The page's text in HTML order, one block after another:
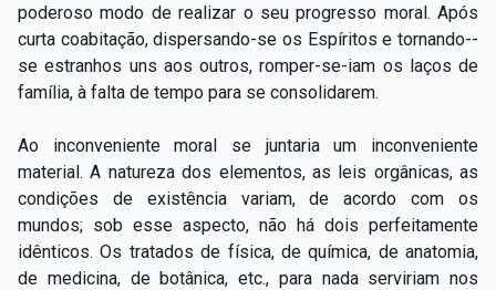
poderoso modo de realizar o seu progresso moral. Após
curta coabitação, dispersando-­se os Espíritos e tornando-­
se estranhos uns aos outros, romper-se-­iam os laços de
família, à falta de tempo para se consolidarem.
Ao inconveniente moral se juntaria um inconveniente
material. A natureza dos elementos, as leis orgânicas, as
condições de existência variam, de acordo com os
mundos; sob esse aspecto, não há dois perfeitamente
idênticos. Os tratados de física, de química, de anatomia,
de medicina, de botânica, etc., para nada serviriam nos